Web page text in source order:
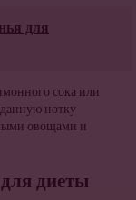
для
сока или
нотку
овощами и
диеты